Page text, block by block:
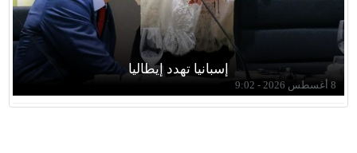
إسبانيا تهدد إيطاليا
8 أغسطس 2026 - 9:02